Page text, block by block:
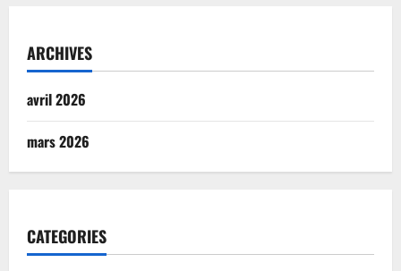
ARCHIVES
avril 2026
mars 2026
CATEGORIES